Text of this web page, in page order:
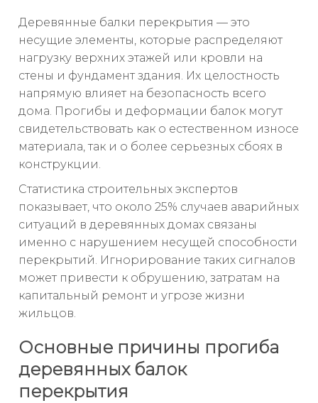
Деревянные балки перекрытия — это
несущие элементы, которые распределяют
нагрузку верхних этажей или кровли на
стены и фундамент здания. Их целостность
напрямую влияет на безопасность всего
дома. Прогибы и деформации балок могут
свидетельствовать как о естественном износе
материала, так и о более серьезных сбоях в
конструкции.
Статистика строительных экспертов
показывает, что около 25% случаев аварийных
ситуаций в деревянных домах связаны
именно с нарушением несущей способности
перекрытий. Игнорирование таких сигналов
может привести к обрушению, затратам на
капитальный ремонт и угрозе жизни
жильцов.
Основные причины прогиба
деревянных балок
перекрытия